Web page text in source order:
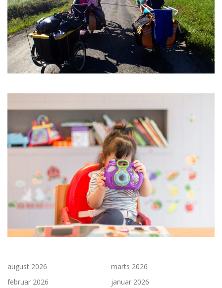
august 2026
marts 2026
februar 2026
januar 2026